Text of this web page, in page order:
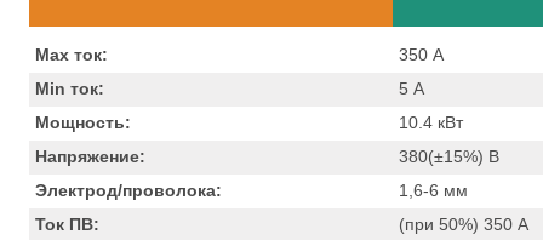
Max ток: 350 А
Min ток:
5 А
Мощность:
10.4 кВт
Напряжение:
380(±15%) B
Электрод/проволока:
1,6-6 мм
Ток ПВ:
(при 50%) 350 А